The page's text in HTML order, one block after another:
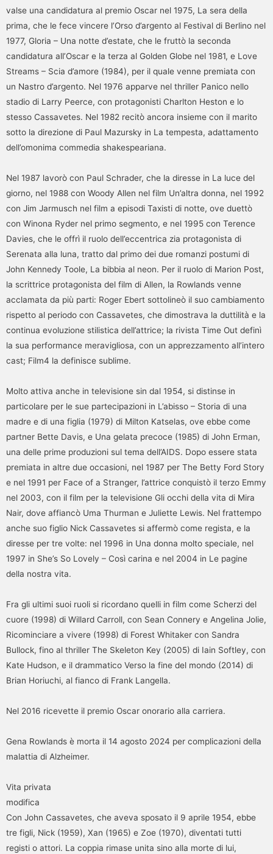
valse una candidatura al premio Oscar nel 1975, La sera della
prima, che le fece vincere l’Orso d’argento al Festival di Berlino nel
1977, Gloria – Una notte d’estate, che le fruttò la seconda
candidatura all’Oscar e la terza al Golden Globe nel 1981, e Love
Streams – Scia d’amore (1984), per il quale venne premiata con
un Nastro d’argento. Nel 1976 apparve nel thriller Panico nello
stadio di Larry Peerce, con protagonisti Charlton Heston e lo
stesso Cassavetes. Nel 1982 recitò ancora insieme con il marito
sotto la direzione di Paul Mazursky in La tempesta, adattamento
dell’omonima commedia shakespeariana.
Nel 1987 lavorò con Paul Schrader, che la diresse in La luce del
giorno, nel 1988 con Woody Allen nel film Un’altra donna, nel 1992
con Jim Jarmusch nel film a episodi Taxisti di notte, ove duettò
con Winona Ryder nel primo segmento, e nel 1995 con Terence
Davies, che le offrì il ruolo dell’eccentrica zia protagonista di
Serenata alla luna, tratto dal primo dei due romanzi postumi di
John Kennedy Toole, La bibbia al neon. Per il ruolo di Marion Post,
la scrittrice protagonista del film di Allen, la Rowlands venne
acclamata da più parti: Roger Ebert sottolineò il suo cambiamento
rispetto al periodo con Cassavetes, che dimostrava la duttilità e la
continua evoluzione stilistica dell’attrice; la rivista Time Out definì
la sua performance meravigliosa, con un apprezzamento all’intero
cast; Film4 la definisce sublime.
Molto attiva anche in televisione sin dal 1954, si distinse in
particolare per le sue partecipazioni in L’abisso – Storia di una
madre e di una figlia (1979) di Milton Katselas, ove ebbe come
partner Bette Davis, e Una gelata precoce (1985) di John Erman,
una delle prime produzioni sul tema dell’AIDS. Dopo essere stata
premiata in altre due occasioni, nel 1987 per The Betty Ford Story
e nel 1991 per Face of a Stranger, l’attrice conquistò il terzo Emmy
nel 2003, con il film per la televisione Gli occhi della vita di Mira
Nair, dove affiancò Uma Thurman e Juliette Lewis. Nel frattempo
anche suo figlio Nick Cassavetes si affermò come regista, e la
diresse per tre volte: nel 1996 in Una donna molto speciale, nel
1997 in She’s So Lovely – Così carina e nel 2004 in Le pagine
della nostra vita.
Fra gli ultimi suoi ruoli si ricordano quelli in film come Scherzi del
cuore (1998) di Willard Carroll, con Sean Connery e Angelina Jolie,
Ricominciare a vivere (1998) di Forest Whitaker con Sandra
Bullock, fino al thriller The Skeleton Key (2005) di Iain Softley, con
Kate Hudson, e il drammatico Verso la fine del mondo (2014) di
Brian Horiuchi, al fianco di Frank Langella.
Nel 2016 ricevette il premio Oscar onorario alla carriera.
Gena Rowlands è morta il 14 agosto 2024 per complicazioni della
malattia di Alzheimer.
Vita privata
modifica
Con John Cassavetes, che aveva sposato il 9 aprile 1954, ebbe
tre figli, Nick (1959), Xan (1965) e Zoe (1970), diventati tutti
registi o attori. La coppia rimase unita sino alla morte di lui,